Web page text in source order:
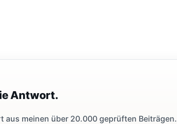
Antwort.
meinen über 20.000 geprüften Beiträgen.